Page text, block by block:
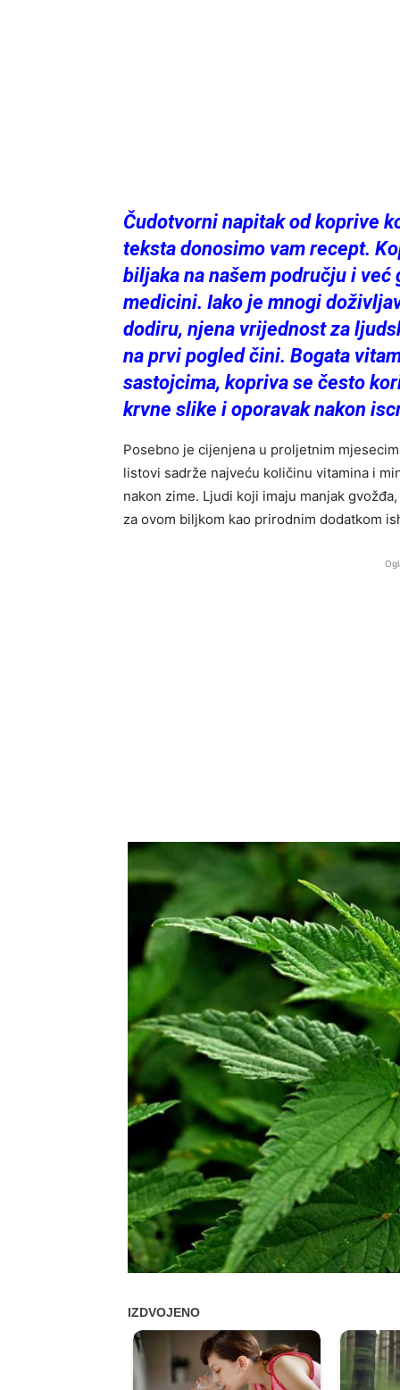
Čudotvorni napitak od koprive
teksta donosimo vam recept.
biljaka na našem području i
medicini. Iako je mnogi
dodiru, njena vrijednost za
na prvi pogled čini. Bogata
sastojcima, kopriva se često
krvne slike i oporavak nakon
Posebno je cijenjena u proljetnim
listovi sadrže najveću količinu vitamina i
nakon zime. Ljudi koji imaju manjak
za ovom biljkom kao prirodnim dodatkom